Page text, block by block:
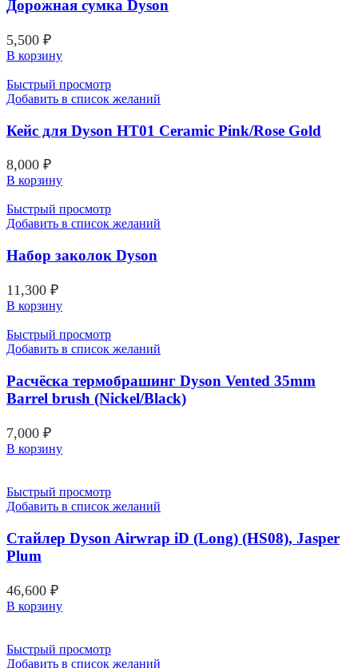
Дорожная сумка Dyson
5,500 ₽
В корзину
Быстрый просмотр
Добавить в список желаний
Кейс для Dyson HT01 Ceramic Pink/Rose Gold
8,000 ₽
В корзину
Быстрый просмотр
Добавить в список желаний
Набор заколок Dyson
11,300 ₽
В корзину
Быстрый просмотр
Добавить в список желаний
Расчёска термобрашинг Dyson Vented 35mm
Barrel brush (Nickel/Black)
7,000 ₽
В корзину
Быстрый просмотр
Добавить в список желаний
Стайлер Dyson Airwrap iD (Long) (HS08), Jasper
Plum
46,600 ₽
В корзину
Быстрый просмотр
Добавить в список желаний